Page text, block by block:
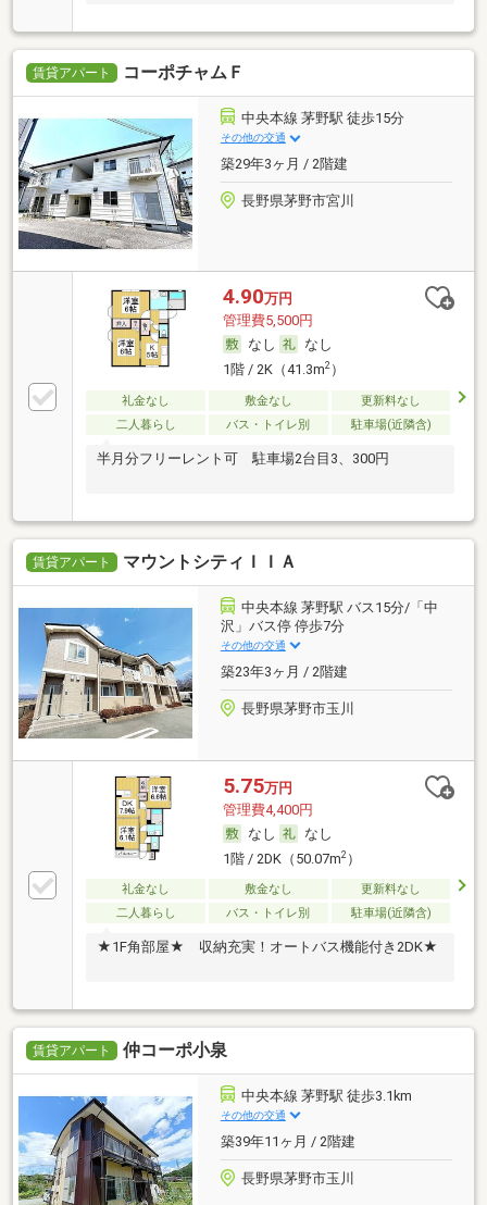
賃貸アパート コーポチャムＦ
中央本線 茅野駅 徒歩15分
その他の交通
築29年3ヶ月 / 2階建
長野県茅野市宮川
4.90万円
管理費5,500円
なし
なし
1階 / 2K（41.3m2）
礼金なし 敷金なし
更新料なし
二人暮らし
バス・トイレ別 駐車場(近隣含)
半月分フリーレント可 駐車場2台目3、300円
賃貸アパート マウントシティＩＩＡ
中央本線 茅野駅 バス15分/「中
沢」バス停 停歩7分
その他の交通
築23年3ヶ月 / 2階建
長野県茅野市玉川
5.75万円
管理費4,400円
なし
なし
1階 / 2DK（50.07m2）
礼金なし 敷金なし
更新料なし
二人暮らし
バス・トイレ別 駐車場(近隣含)
★1F角部屋★ 収納充実！オートバス機能付き2DK★
賃貸アパート 仲コーポ小泉
中央本線 茅野駅 徒歩3.1km
その他の交通
築39年11ヶ月 / 2階建
長野県茅野市玉川